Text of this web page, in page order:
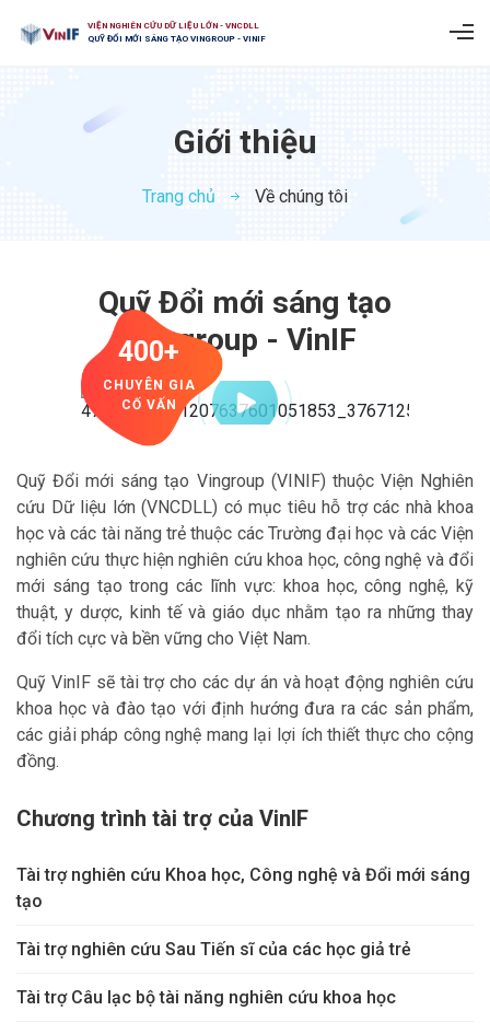
VIỆN NGHIÊN CỨU DỮ LIỆU LỚN - VNCDLL
QUỸ ĐỔI MỚI SÁNG TẠO VINGROUP - VINIF
Giới thiệu
Trang chủ Về chúng tôi
Quỹ Đổi mới sáng tạo
Vingroup - VinIF
400+
CHUYÊN GIA
CỐ VẤN
Quỹ Đổi mới sáng tạo Vingroup (VINIF) thuộc Viện Nghiên
cứu Dữ liệu lớn (VNCDLL) có mục tiêu hỗ trợ các nhà khoa
học và các tài năng trẻ thuộc các Trường đại học và các Viện
nghiên cứu thực hiện nghiên cứu khoa học, công nghệ và đổi
mới sáng tạo trong các lĩnh vực: khoa học, công nghệ, kỹ
thuật, y dược, kinh tế và giáo dục nhằm tạo ra những thay
đổi tích cực và bền vững cho Việt Nam.
Quỹ VinIF sẽ tài trợ cho các dự án và hoạt động nghiên cứu
khoa học và đào tạo với định hướng đưa ra các sản phẩm,
các giải pháp công nghệ mang lại lợi ích thiết thực cho cộng
đồng.
Chương trình tài trợ của VinIF
Tài trợ nghiên cứu Khoa học, Công nghệ và Đổi mới sáng
tạo
Tài trợ nghiên cứu Sau Tiến sĩ của các học giả trẻ
Tài trợ Câu lạc bộ tài năng nghiên cứu khoa học